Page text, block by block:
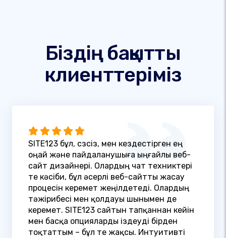
Біздің бақытты
клиенттеріміз
SITE123 бұл, сөзсіз, мен кездестірген ең
оңай және пайдаланушыға ыңғайлы веб-
сайт дизайнері. Олардың чат техниктері
өте кәсіби, бұл әсерлі веб-сайтты жасау
процесін керемет жеңілдетеді. Олардың
тәжірибесі мен қолдауы шынымен де
керемет. SITE123 сайтын тапқаннан кейін
мен басқа опцияларды іздеуді бірден
тоқтаттым – бұл өте жақсы. Интуитивті